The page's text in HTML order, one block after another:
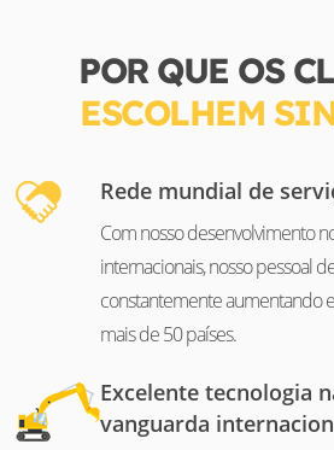
POR QUE OS
ESCOLHEM
Rede mundial de
Com nosso desenvolvimento
internacionais, nosso pessoal
constantemente aumentando
mais de 50 países.
Excelente tecnologia
vanguarda